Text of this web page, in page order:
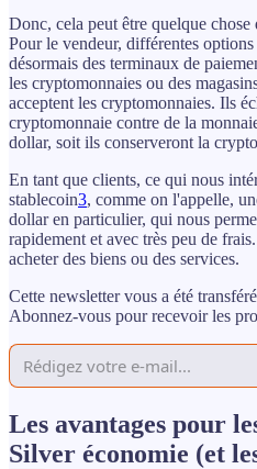
Donc, cela peut être quelque
Pour le vendeur, différentes
désormais des terminaux de
les cryptomonnaies ou des
acceptent les cryptomonnaies. Ils
cryptomonnaie contre de la
dollar, soit ils conserveront la
En tant que clients, ce qui nous
stablecoin3, comme on l'appelle,
dollar en particulier, qui nous
rapidement et avec très peu de
acheter des biens ou des services.
Cette newsletter vous a été
Abonnez-vous pour recevoir les
Les avantages pour
Silver économie (et